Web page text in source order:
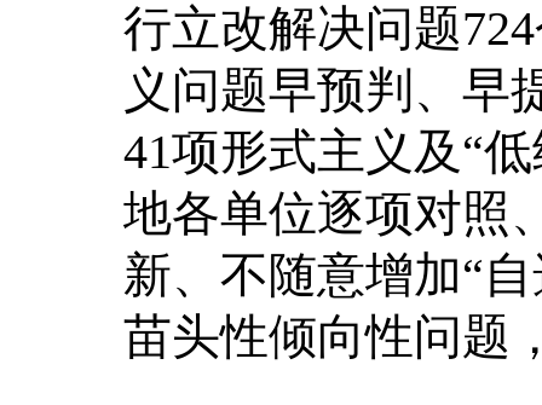
行立改解决问题
义问题早预判、早
41项形式主义及“
地各单位逐项对照
新、不随意增加“
苗头性倾向性问题